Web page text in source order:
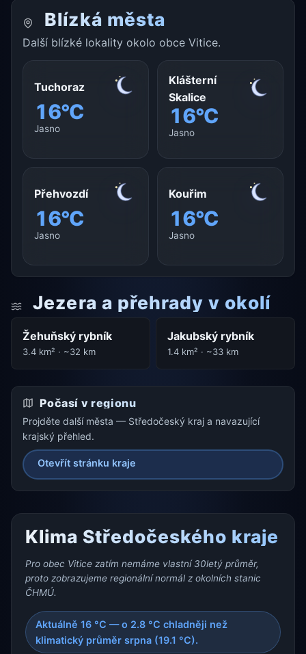
Blízká města
Další blízké lokality okolo obce Vitice.
Tuchoraz
16°C
Jasno
Klášterní
Skalice
16°C
Jasno
Přehvozdí
16°C
Jasno
Kouřim
16°C
Jasno
Jezera a přehrady v okolí
Žehuňský rybník
3.4 km² · ~32 km
Jakubský rybník
1.4 km² · ~33 km
Počasí v regionu
Projděte další města — Středočeský kraj a navazující
krajský přehled.
Otevřít stránku kraje
Klima Středočeského kraje
Pro obec Vitice zatím nemáme vlastní 30letý průměr,
proto zobrazujeme regionální normál z okolních stanic
ČHMÚ.
Aktuálně 16 °C — o 2.8 °C chladněji než
klimatický průměr srpna (19.1 °C).